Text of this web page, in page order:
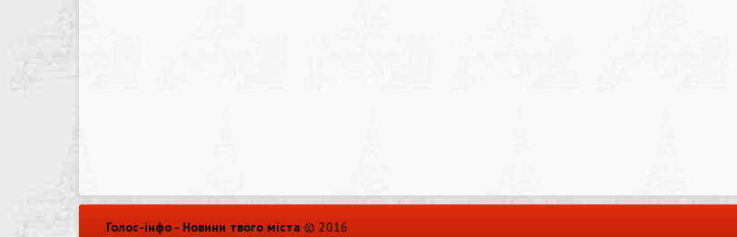
Голос-інфо - Новини твого міста © 2016